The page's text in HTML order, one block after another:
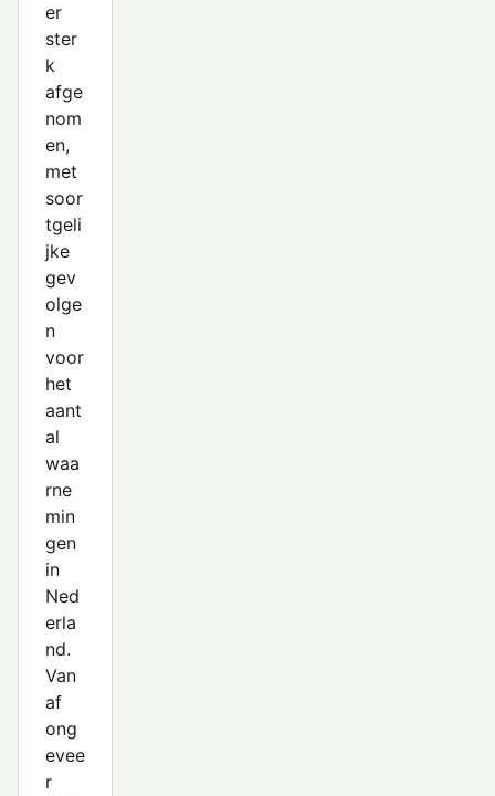
er
ster
k
afge
nom
en,
met
soor
tgeli
jke
gev
olge
n
voor
het
aant
al
waa
rne
min
gen
in
Ned
erla
nd.
Van
af
ong
evee
r